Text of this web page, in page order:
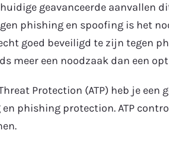
geavanceerde aanvallen
phishing en spoofing is het
goed beveiligd te zijn tegen
meer een noodzaak dan een
Protection (ATP) heb je
phishing protection. ATP